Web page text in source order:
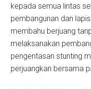
kepada semua lintas
pembangunan dan
membahu berjuang
melaksanakan
pengentasan stunting
perjuangkan bersama